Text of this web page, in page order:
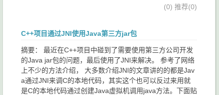
(0) 推荐(0)
C++项目通过JNI使用Java第三方jar包
摘要： 最近在C++项目中碰到了需要使用第三方公司开发
的Java jar包的问题，最后使用了JNI来解决。 参考了网络
上不少的方法介绍， 大多数介绍JNI的文章讲的的都是Jav
a通过JNI来调C的本地代码，其实这个也可以反过来用就
是C的本地代码通过创建Java虚拟机调用java方法。下面贴